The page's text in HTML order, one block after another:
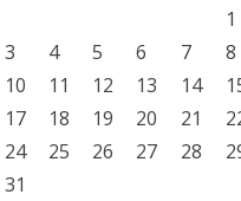
1
3
4 5 6 7 8
10
11 12 13 14
17
18 19 20 21
24
25 26 27 28
31